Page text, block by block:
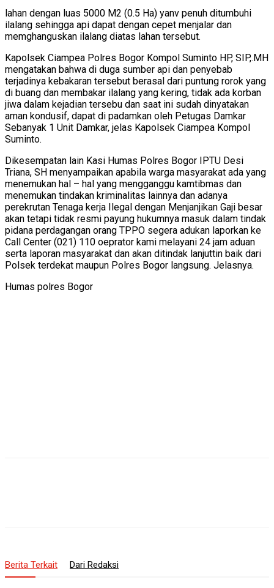
lahan dengan luas 5000 M2 (0.5 Ha) yanv penuh ditumbuhi
ilalang sehingga api dapat dengan cepet menjalar dan
memghanguskan ilalang diatas lahan tersebut.
Kapolsek Ciampea Polres Bogor Kompol Suminto HP, SIP,.MH
mengatakan bahwa di duga sumber api dan penyebab
terjadinya kebakaran tersebut berasal dari puntung rorok yang
di buang dan membakar ilalang yang kering, tidak ada korban
jiwa dalam kejadian tersebu dan saat ini sudah dinyatakan
aman kondusif, dapat di padamkan oleh Petugas Damkar
Sebanyak 1 Unit Damkar, jelas Kapolsek Ciampea Kompol
Suminto.
Dikesempatan lain Kasi Humas Polres Bogor IPTU Desi
Triana, SH menyampaikan apabila warga masyarakat ada yang
menemukan hal – hal yang mengganggu kamtibmas dan
menemukan tindakan kriminalitas lainnya dan adanya
perekrutan Tenaga kerja Ilegal dengan Menjanjikan Gaji besar
akan tetapi tidak resmi payung hukumnya masuk dalam tindak
pidana perdagangan orang TPPO segera adukan laporkan ke
Call Center (021) 110 oeprator kami melayani 24 jam aduan
serta laporan masyarakat dan akan ditindak lanjuttin baik dari
Polsek terdekat maupun Polres Bogor langsung. Jelasnya.
Humas polres Bogor
Berita Terkait Dari Redaksi